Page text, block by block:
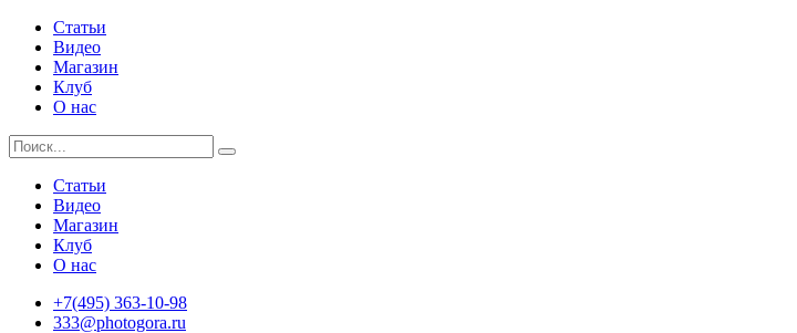
Статьи
Видео
Магазин
Клуб
О нас
Статьи
Видео
Магазин
Клуб
О нас
+7(495) 363-10-98
333@photogora.ru